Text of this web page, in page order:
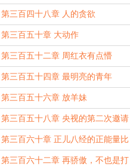
第三百四十八章 人的贪欲
第三百五十章 大动作
第三百五十二章 周红衣有点懵
第三百五十四章 最明亮的青年
第三百五十六章 放羊妹
第三百五十八章 央视的第二次邀请
第三百六十章 正儿八经的正能量比
赛
第三百六十二章 再骄傲，不也是打